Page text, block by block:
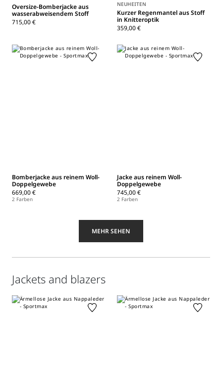
Oversize-Bomberjacke aus
wasserabweisendem Stoff
715,00 €
NEUHEITEN
Kurzer Regenmantel aus Stoff
in Knitteroptik
359,00 €
Bomberjacke aus reinem Woll-
Doppelgewebe
669,00 €
2 Farben
Jacke aus reinem Woll-
Doppelgewebe
745,00 €
2 Farben
MEHR SEHEN
Jackets and blazers